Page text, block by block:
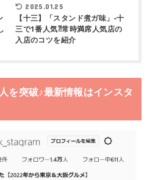
2025.01.25
【十三】「スタンド煮ガ味」-十
三で1番人気⁈常時満席人気店の
入店のコツを紹介
を突破♪最新情報はインスタ